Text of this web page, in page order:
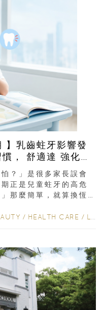
】乳齒蛀牙影響發
化琺
？」是很多家長誤會
正是兒童蛀牙的高危
那麼簡單，就算換恆
/ HEALTH CARE / LIFESTYLE